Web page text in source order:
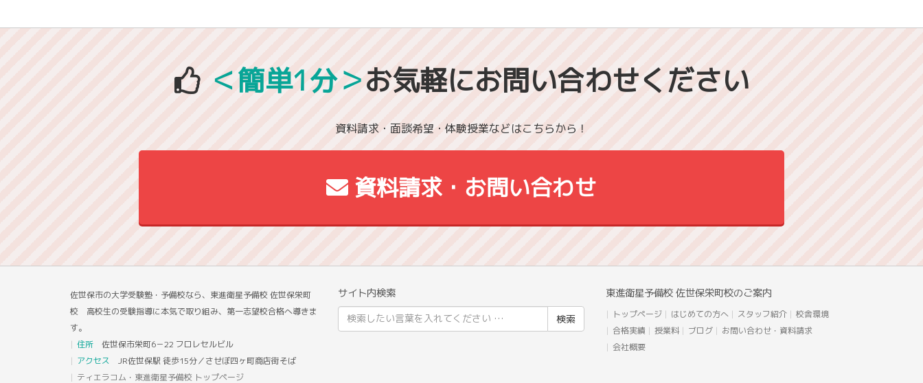
＜簡単1分＞お気軽にお問い合わせください
資料請求・面談希望・体験授業などはこちらから！
資料請求・お問い合わせ
佐世保市の大学受験塾・予備校なら、東進衛星予備校 佐世保栄町
校 高校生の受験指導に本気で取り組み、第一志望校合格へ導きま
す。
住所 佐世保市栄町6－22 フロレセルビル
アクセス JR佐世保駅 徒歩15分／させぼ四ヶ町商店街そば
ティエラコム・東進衛星予備校 トップページ
サイト内検索
索
東進衛星予備校 佐世保栄町校のご案内
トップページ はじめての方へ スタッフ紹介
校舎環境
合格実績
授業料 ブログ
お問い合わせ・資料請求
会社概要